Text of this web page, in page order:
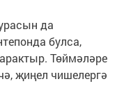
да
булса,
Төймәләре
җиңел чишелергә